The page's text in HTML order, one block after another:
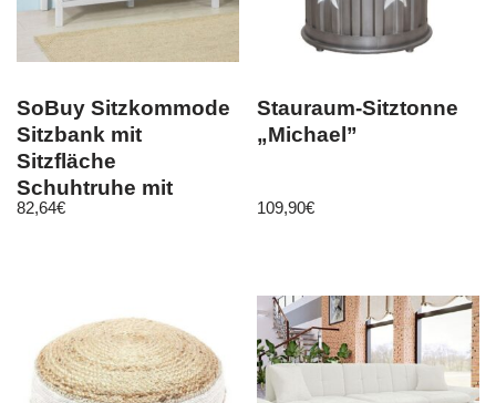
SoBuy Sitzkommode
Sitzbank mit
Sitzfläche
Schuhtruhe mit
Stauraum Weiß
82,64€
Stauraum-Sitztonne
„Michael”
109,90€